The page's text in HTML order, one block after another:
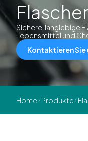
Sichere, langlebige
Lebensmittel und
Kontaktieren Sie
Home Produkte